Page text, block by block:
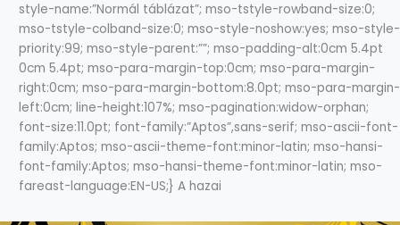
style-name:”Normál táblázat”; mso-tstyle-rowband-size:0;
mso-tstyle-colband-size:0; mso-style-noshow:yes; mso-style-
priority:99; mso-style-parent:””; mso-padding-alt:0cm 5.4pt
0cm 5.4pt; mso-para-margin-top:0cm; mso-para-margin-
right:0cm; mso-para-margin-bottom:8.0pt; mso-para-margin-
left:0cm; line-height:107%; mso-pagination:widow-orphan;
font-size:11.0pt; font-family:”Aptos”,sans-serif; mso-ascii-font-
family:Aptos; mso-ascii-theme-font:minor-latin; mso-hansi-
font-family:Aptos; mso-hansi-theme-font:minor-latin; mso-
fareast-language:EN-US;} A hazai